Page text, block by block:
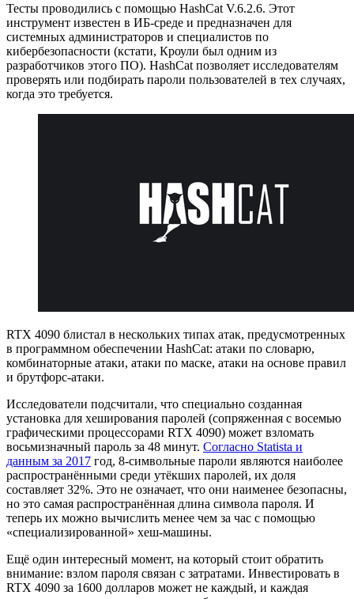
Тесты проводились с помощью HashCat V.6.2.6. Этот
инструмент известен в ИБ-среде и предназначен для
системных администраторов и специалистов по
кибербезопасности (кстати, Кроули был одним из
разработчиков этого ПО). HashCat позволяет исследователям
проверять или подбирать пароли пользователей в тех случаях,
когда это требуется.
RTX 4090 блистал в нескольких типах атак, предусмотренных
в программном обеспечении HashCat: атаки по словарю,
комбинаторные атаки, атаки по маске, атаки на основе правил
и брутфорс-атаки.
Исследователи подсчитали, что специально созданная
установка для хеширования паролей (сопряженная с восемью
графическими процессорами RTX 4090) может взломать
восьмизначный пароль за 48 минут. Согласно Statista и
данным за 2017 год, 8-символьные пароли являются наиболее
распространёнными среди утёкших паролей, их доля
составляет 32%. Это не означает, что они наименее безопасны,
но это самая распространённая длина символа пароля. И
теперь их можно вычислить менее чем за час с помощью
«специализированной» хеш-машины.
Ещё один интересный момент, на который стоит обратить
внимание: взлом пароля связан с затратами. Инвестировать в
RTX 4090 за 1600 долларов может не каждый, и каждая